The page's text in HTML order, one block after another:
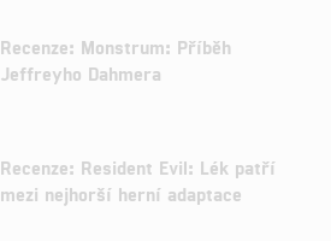
Recenze: Monstrum: Příběh
Jeffreyho Dahmera
Recenze: Resident Evil: Lék patří
mezi nejhorší herní adaptace